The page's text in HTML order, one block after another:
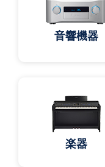
音響機器
楽器